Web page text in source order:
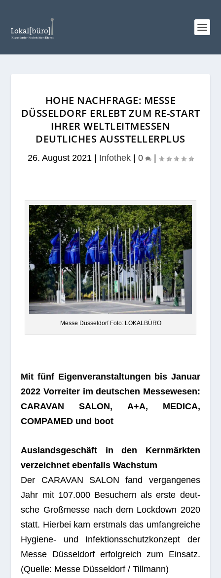
HOHE NACHFRAGE: MESSE
DÜSSELDORF ERLEBT ZUM RE-START
IHRER WELTLEITMESSEN
DEUTLICHES AUSSTELLERPLUS
26. August 2021 Infothek 0
Messe Düs­sel­dorf Foto: LOKALBÜRO
Mit fünf Eigen­ver­an­stal­tun­gen bis Januar
2022 Vor­rei­ter im deut­schen Mes­se­we­sen:
CARAVAN SALON, A+A, MEDICA,
COMPAMED und boot
Aus­lands­ge­schäft in den Kern­märk­ten
ver­zeich­net eben­falls Wachstum
Der CARAVAN SALON fand ver­gan­ge­nes
Jahr mit 107.000 Besu­chern als erste deut­
sche Groß­messe nach dem Lock­down 2020
statt. Hier­bei kam erst­mals das umfang­rei­che
Hygiene- und Infek­ti­ons­schutz­kon­zept der
Messe Düs­sel­dorf erfolg­reich zum Ein­satz.
(Quelle: Messe Düs­sel­dorf / Tillmann)